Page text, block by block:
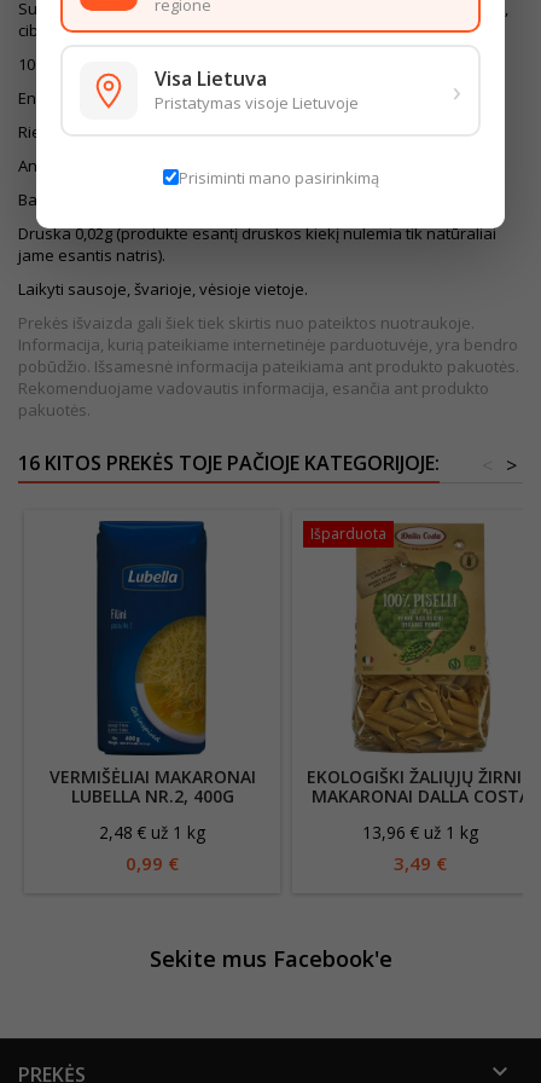
Sudedamosios dalys: aukščiausios rūšies KVIETINIAI miltai, vanduo,
ciberžolė. Sudėtyje yra GLITIMO. Gali būti KIAUŠINIŲ pėdsakų.
100g produkto maistingumas:
Energinė vertė 1534kJ/362kcal
Riebalai 1,1g - iš kurių sočiųjų riebalų rūgščių 0,5g
Angliavandeniai 76,0g - iš kurių cukrų 2,9g
Baltymai 11,0g
Druska 0,02g (produkte esantį druskos kiekį nulemia tik natūraliai
jame esantis natris).
Laikyti sausoje, švarioje, vėsioje vietoje.
Prekės išvaizda gali šiek tiek skirtis nuo pateiktos nuotraukoje.
Informacija, kurią pateikiame internetinėje parduotuvėje, yra bendro
pobūdžio. Išsamesnė informacija pateikiama ant produkto pakuotės.
Rekomenduojame vadovautis informacija, esančia ant produkto
pakuotės.
16 KITOS PREKĖS TOJE PAČIOJE KATEGORIJOJE: >
VERMIŠĖLIAI MAKARONAI
LUBELLA NR.2, 400G
2,48 € už 1 kg
0,99 €
Išparduota
EKOLOGIŠKI ŽALIŲJŲ ŽIRNIŲ
MAKARONAI DALLA COSTA
13,96 € už 1 kg
3,49 €
Sekite mus Facebook'e
PREKĖS 
Visa Lietuva
Pristatymas visoje Lietuvoje ›
Prisiminti mano pasirinkimą